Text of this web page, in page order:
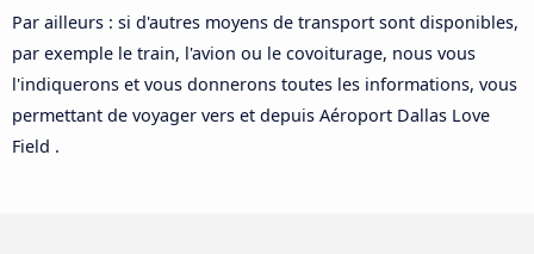
Par ailleurs : si d'autres moyens de transport sont disponibles,
par exemple le train, l'avion ou le covoiturage, nous vous
l'indiquerons et vous donnerons toutes les informations, vous
permettant de voyager vers et depuis Aéroport Dallas Love
Field .